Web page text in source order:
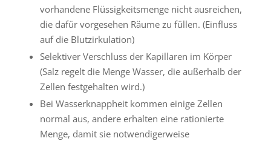
vorhandene Flüssigkeitsmenge nicht ausreichen,
die dafür vorgesehen Räume zu füllen. (Einfluss
auf die Blutzirkulation)
Selektiver Verschluss der Kapillaren im Körper
(Salz regelt die Menge Wasser, die außerhalb der
Zellen festgehalten wird.)
Bei Wasserknappheit kommen einige Zellen
normal aus, andere erhalten eine rationierte
Menge, damit sie notwendigerweise